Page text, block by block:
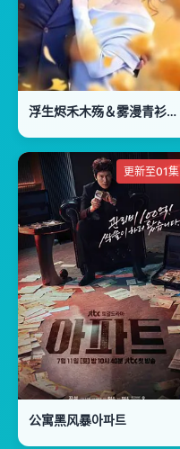
浮生烬禾木殇＆雾漫青衫沾白露
更新至01集
公寓黑风暴아파트